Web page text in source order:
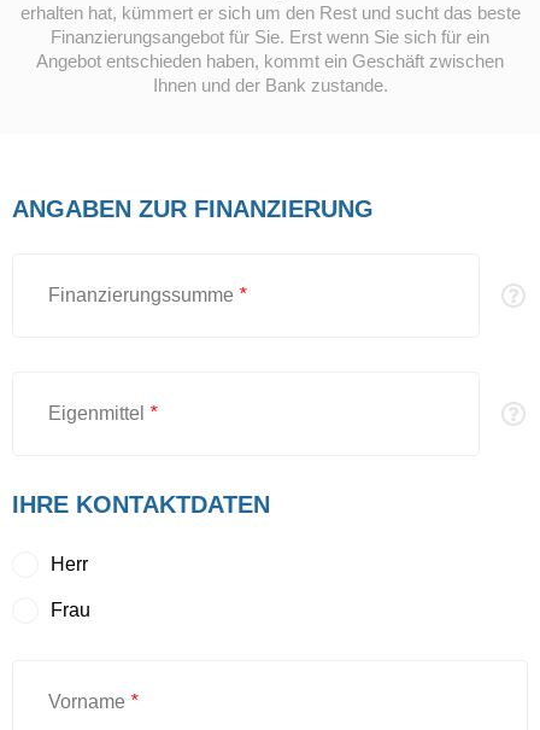
erhalten hat, kümmert er sich um den Rest und sucht das beste
Finanzierungsangebot für Sie. Erst wenn Sie sich für ein
Angebot entschieden haben, kommt ein Geschäft zwischen
Ihnen und der Bank zustande.
ANGABEN ZUR FINANZIERUNG
Finanzierungssumme *
Eigenmittel *
IHRE KONTAKTDATEN
Herr
Frau
Vorname *